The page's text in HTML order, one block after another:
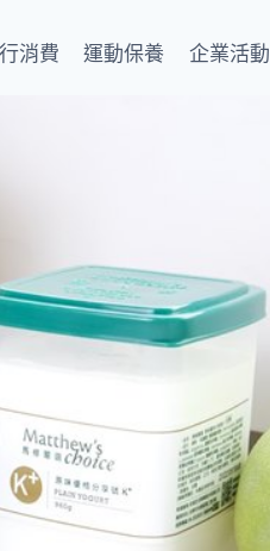
消費 運動保養 企業活動